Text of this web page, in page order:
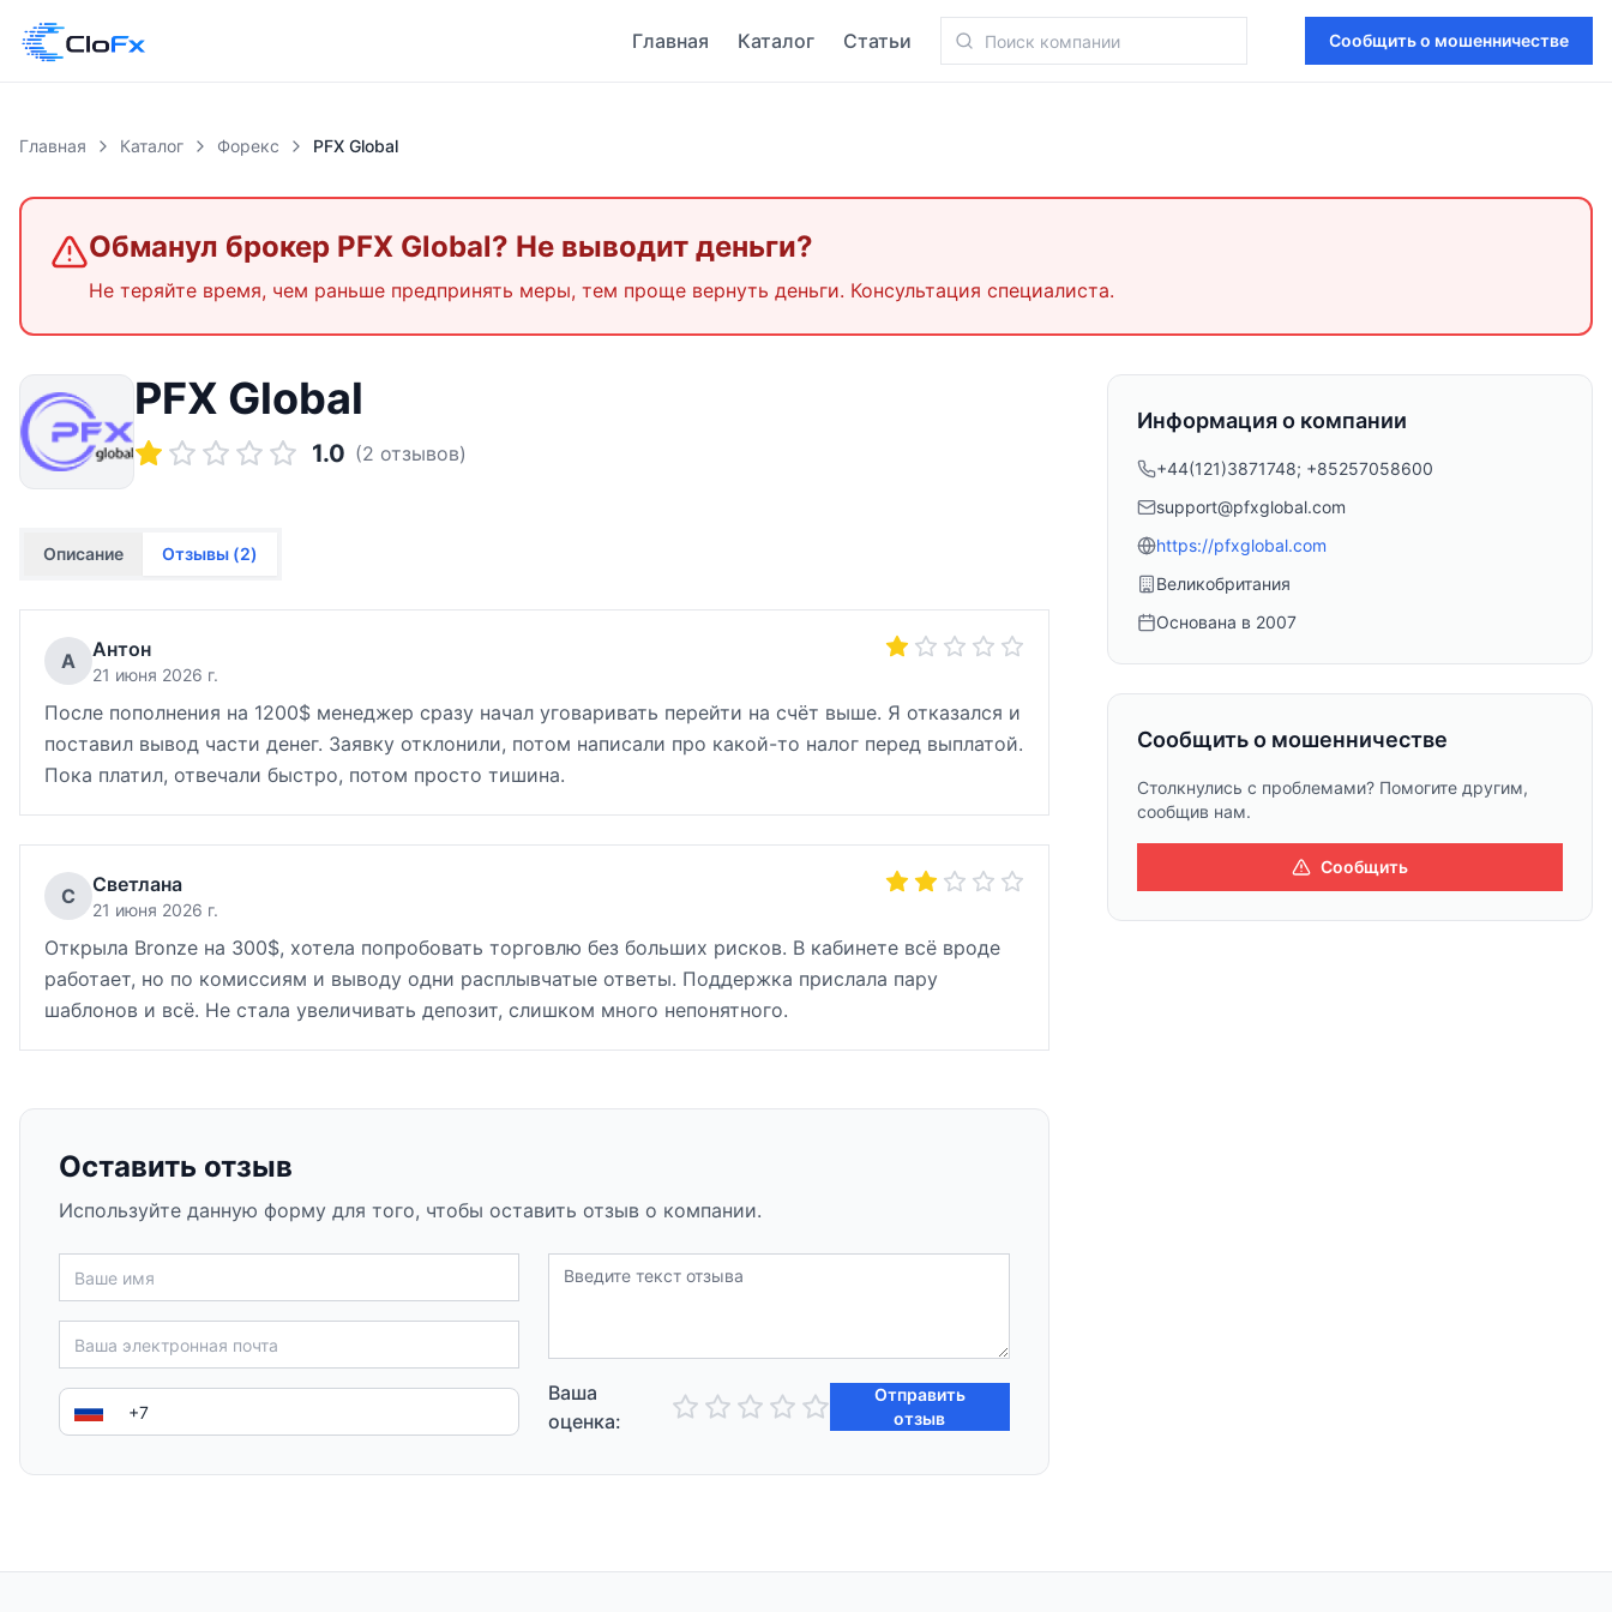
Главная Каталог Статьи Сообщить о мошенничестве
Главная Каталог Форекс PFX Global
Обманул брокер PFX Global? Не выводит деньги?
Не теряйте время, чем раньше предпринять меры, тем проще вернуть деньги. Консультация специалиста.
PFX Global
1.0 (2 отзывов)
Описание Отзывы (2)
А Антон
21 июня 2026 г.
После пополнения на 1200$ менеджер сразу начал уговаривать перейти на счёт выше. Я отказался и
поставил вывод части денег. Заявку отклонили, потом написали про какой-то налог перед выплатой.
Пока платил, отвечали быстро, потом просто тишина.
С Светлана
21 июня 2026 г.
Открыла Bronze на 300$, хотела попробовать торговлю без больших рисков. В кабинете всё вроде
работает, но по комиссиям и выводу одни расплывчатые ответы. Поддержка прислала пару
шаблонов и всё. Не стала увеличивать депозит, слишком много непонятного.
Оставить отзыв
Используйте данную форму для того, чтобы оставить отзыв о компании.
Ваша
оценка:
Отправить
отзыв
Информация о компании
+44(121)3871748; +85257058600
support@pfxglobal.com
https://pfxglobal.com
Великобритания
Основана в 2007
Сообщить о мошенничестве
Столкнулись с проблемами? Помогите другим,
сообщив нам.
Сообщить